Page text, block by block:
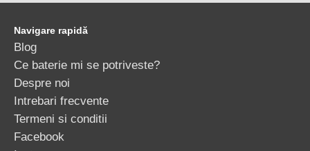
Navigare rapidă
Blog
Ce baterie mi se potriveste?
Despre noi
Intrebari frecvente
Termeni si conditii
Facebook